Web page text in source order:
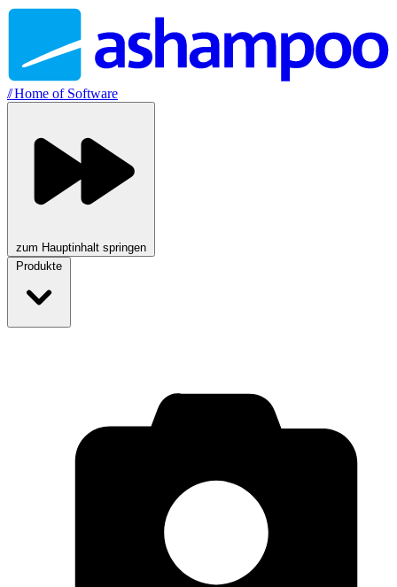
//Home of Software
zum Hauptinhalt springen
Produkte